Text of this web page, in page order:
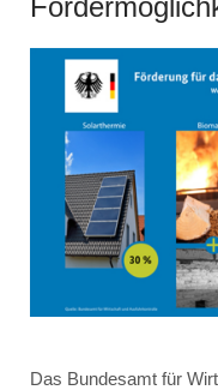
Das Bundesamt für